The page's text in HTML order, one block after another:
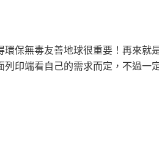
保無毒友善地球很重要！再來就
印端看自己的需求而定，不過一